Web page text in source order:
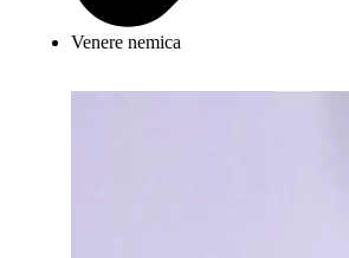
Venere nemica